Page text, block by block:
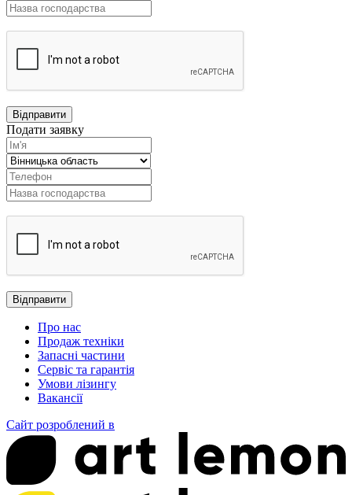
Подати заявку
Про нас
Продаж техніки
Запасні частини
Сервіс та гарантія
Умови лізингу
Вакансії
Сайт розроблений в